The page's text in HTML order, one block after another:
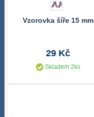
Vzorovka šíře 15 mm
29 Kč
Skladem 2ks